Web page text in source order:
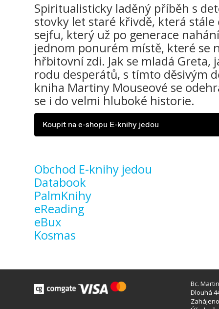
Spiritualisticky laděný příběh s
stovky let staré křivdě, která
sejfu, který už po generace
jednom ponurém místě, které se
hřbitovní zdi. Jak se mladá Greta,
rodu desperátů, s tímto děsivým
kniha Martiny Mouseové se
se i do velmi hluboké historie.
Koupit na e-shopu E-knihy jedou
Obchod E-knihy jedou
Databook
PalmKnihy
eReading
eBux
Kosmas
Bc.
Dlouhá